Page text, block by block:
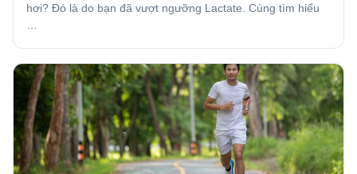
hơi? Đó là do bạn đã vượt ngưỡng Lactate. Cùng tìm hiểu